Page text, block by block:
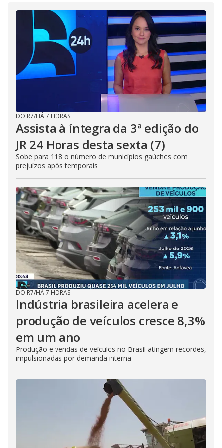
DO R7/HÁ 7 HORAS
Assista à íntegra da 3ª edição do
JR 24 Horas desta sexta (7)
Sobe para 118 o número de municípios gaúchos com
prejuízos após temporais
DO R7/HÁ 7 HORAS
Indústria brasileira acelera e
produção de veículos cresce 8,3%
em um ano
Produção e vendas de veículos no Brasil atingem recordes,
impulsionadas por demanda interna